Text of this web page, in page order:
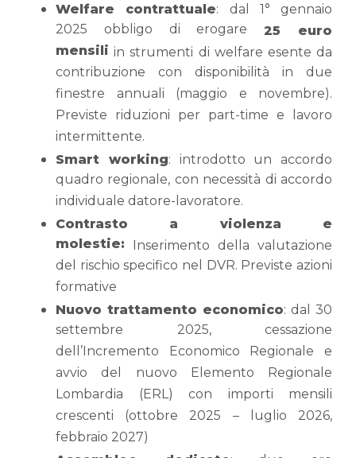
Welfare contrattuale: dal 1° gennaio
2025 obbligo di erogare25 euro
mensili in strumenti di welfare esente da
contribuzione con disponibilità in due
finestre annuali (maggio e novembre).
Previste riduzioni per part-time e lavoro
intermittente.
Smart working: introdotto un accordo
quadro regionale, con necessità di accordo
individuale datore-lavoratore.
Contrasto a violenza e
molestie: Inserimento della valutazione
del rischio specifico nel DVR. Previste azioni
formative
Nuovo trattamento economico: dal 30
settembre 2025, cessazione
dell’Incremento Economico Regionale e
avvio del nuovo Elemento Regionale
Lombardia (ERL) con importi mensili
crescenti (ottobre 2025 – luglio 2026,
febbraio 2027)